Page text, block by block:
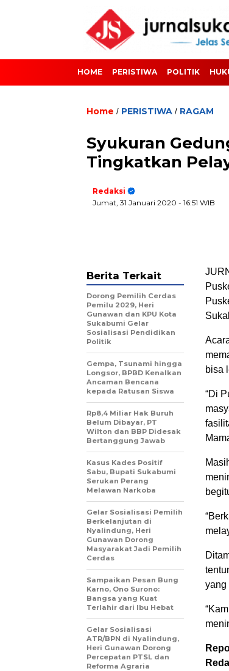
HOME PERISTIWA POLITIK
Home / PERISTIWA / RAGAM
Syukuran
Tingkatkan
Redaksi
Jumat, 31 Januari 2020 - 16:51 WIB
bisa
“Di
yang
Berita Terkait
Dorong Pemilih Cerdas
Pemilu 2029, Heri
Gunawan dan KPU Kota
Sukabumi Gelar
Sosialisasi Pendidikan
Politik
Gempa, Tsunami hingga
Longsor, BPBD Kenalkan
Ancaman Bencana
kepada Ratusan Siswa
Rp8,4 Miliar Hak Buruh
Belum Dibayar, PT
Wilton dan BBP Didesak
Bertanggung Jawab
Kasus Kades Positif
Sabu, Bupati Sukabumi
Serukan Perang
Melawan Narkoba
Gelar Sosialisasi Pemilih
Berkelanjutan di
Nyalindung, Heri
Gunawan Dorong
Masyarakat Jadi Pemilih
Cerdas
Sampaikan Pesan Bung
Karno, Ono Surono:
Bangsa yang Kuat
Terlahir dari Ibu Hebat
Gelar Sosialisasi
ATR/BPN di Nyalindung,
Heri Gunawan Dorong
Percepatan PTSL dan
Reforma Agraria